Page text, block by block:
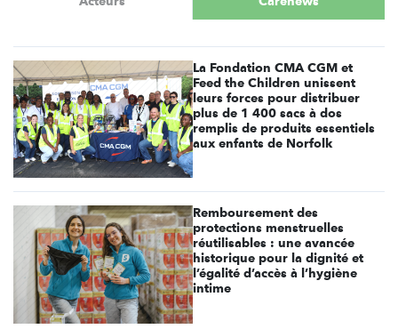
La Fondation CMA CGM et
Feed the Children unissent
leurs forces pour distribuer
plus de 1 400 sacs à dos
remplis de produits essentiels
aux enfants de Norfolk
Remboursement des
protections menstruelles
réutilisables : une avancée
historique pour la dignité et
l’égalité d’accès à l’hygiène
intime